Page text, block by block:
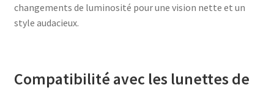
changements de luminosité pour une vision nette et un
style audacieux.
Compatibilité avec les lunettes de